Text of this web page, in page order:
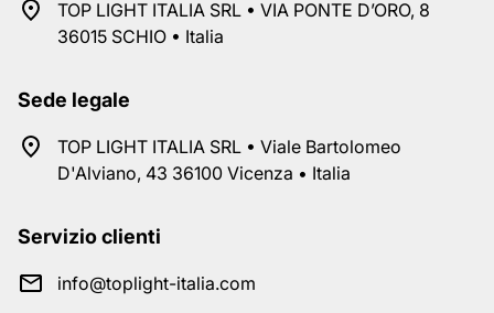
TOP LIGHT ITALIA SRL • VIA PONTE D’ORO, 8
36015 SCHIO • Italia
Sede legale
TOP LIGHT ITALIA SRL • Viale Bartolomeo
D'Alviano, 43 36100 Vicenza • Italia
Servizio clienti
info@toplight-italia.com